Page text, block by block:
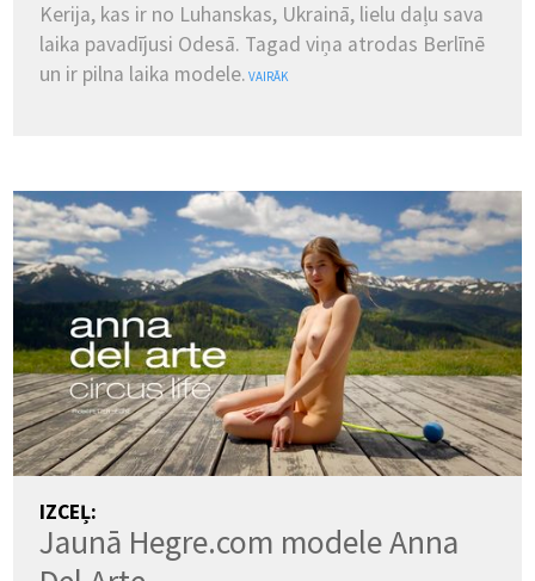
Kerija, kas ir no Luhanskas, Ukrainā, lielu daļu sava
laika pavadījusi Odesā. Tagad viņa atrodas Berlīnē
un ir pilna laika modele. VAIRĀK
IZCEĻ:
Jaunā Hegre.com modele Anna